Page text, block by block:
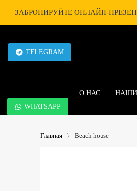
ЗАБРОНИРУЙТЕ ОНЛАЙН-
TELEGRAM
WHATSAPP
О НАС
НАШИ
Главная Beach house